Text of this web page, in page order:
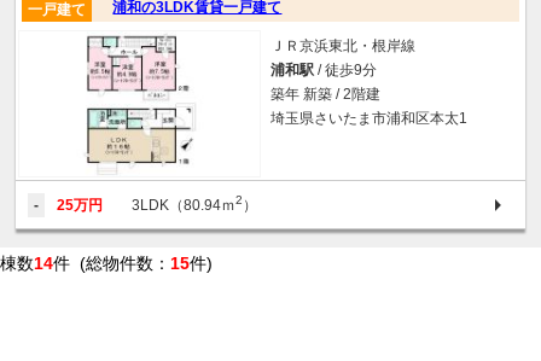
浦和の3LDK賃貸一戸建て
一戸建て
ＪＲ京浜東北・根岸線
浦和駅 / 徒歩9分
築年 新築 / 2階建
埼玉県さいたま市浦和区本太1
- 25万円 3LDK（80.94ｍ2 ）
棟数14件 (総物件数： 15件)